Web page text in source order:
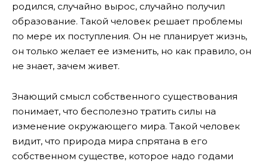
родился, случайно вырос, случайно получил
образование. Такой человек решает проблемы
по мере их поступления. Он не планирует жизнь,
он только желает ее изменить, но как правило, он
не знает, зачем живет.
Знающий смысл собственного существования
понимает, что бесполезно тратить силы на
изменение окружающего мира. Такой человек
видит, что природа мира спрятана в его
собственном существе, которое надо годами